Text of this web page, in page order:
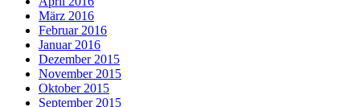
März 2016
Februar 2016
Januar 2016
Dezember 2015
November 2015
Oktober 2015
September 2015